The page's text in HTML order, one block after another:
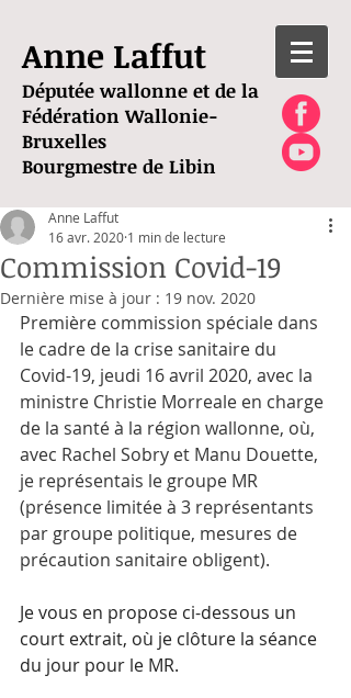
Anne Laffut
Députée wallonne et de la
Fédération Wallonie-
Bruxelles
Bourgmestre de Libin
Commission Covid-19
Anne Laffut
16 avr. 2020 1 min de lecture
Dernière mise à jour : 19 nov. 2020
Première commission spéciale dans
le cadre de la crise sanitaire du
Covid-19, jeudi 16 avril 2020, avec la
ministre Christie Morreale en charge
de la santé à la région wallonne, où,
avec Rachel Sobry et Manu Douette,
je représentais le groupe MR
(présence limitée à 3 représentants
par groupe politique, mesures de
précaution sanitaire obligent).
Je vous en propose ci-dessous un
court extrait, où je clôture la séance
du jour pour le MR.